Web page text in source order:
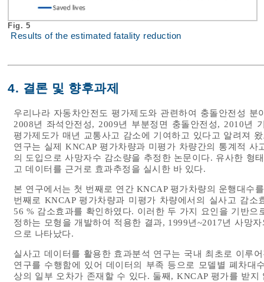
Fig. 5
Results of the estimated fatality reduction
4. 결론 및 향후과제
우리나라 자동차안전도 평가제도와 관련하여 충돌안전성
2008년 좌석안전성, 2009년 부분정면 충돌안전성, 2010년
평가제도가 매년 교통사고 감소에 기여하고 있다고 알려져
연구는 실제 KNCAP 평가차량과 미평가 차량간의 통계적
의 도입으로 사망자수 감소량을 추정한 논문이다. 유사한 형
고 데이터를 근거로 효과추정을 실시한 바 있다.
본 연구에서는 첫 번째로 연간 KNCAP 평가차량의 운행대수
번째로 KNCAP 평가차량과 미평가 차량에서의 실사고 감
56 % 감소효과를 확인하였다. 이러한 두 가지 요인을 기반
정하는 모형을 개발하여 적용한 결과, 1999년~2017년 사망
으로 나타났다.
실사고 데이터를 활용한 효과분석 연구는 국내 최초로 이루
연구를 수행함에 있어 데이터의 부족 등으로 모델별 폐차대
상의 일부 오차가 존재할 수 있다. 둘째, KNCAP 평가를 받